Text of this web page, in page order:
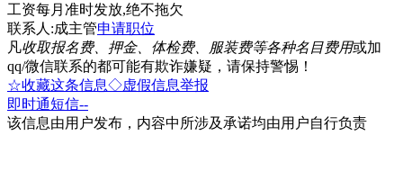
工资每月准时发放,绝不拖欠
联系人:成主管申请职位
凡收取报名费、押金、体检费、服装费等各种名目费用或加
qq/微信联系的都可能有欺诈嫌疑，请保持警惕！
☆收藏这条信息◇虚假信息举报
即时通短信--
该信息由用户发布，内容中所涉及承诺均由用户自行负责